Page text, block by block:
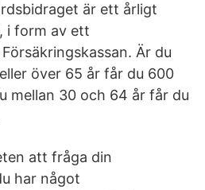
är ett årligt
i form av ett
Är du
över 65 år får du 600
mellan 30 och 64 år får du
att fråga din
har något